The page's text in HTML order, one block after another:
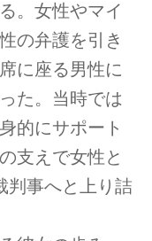
。女性やマイ
の弁護を引き
に座る男性に
た。当時では
的にサポート
支えで女性と
判事へと上り詰